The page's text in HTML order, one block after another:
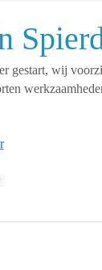
gestart, wij